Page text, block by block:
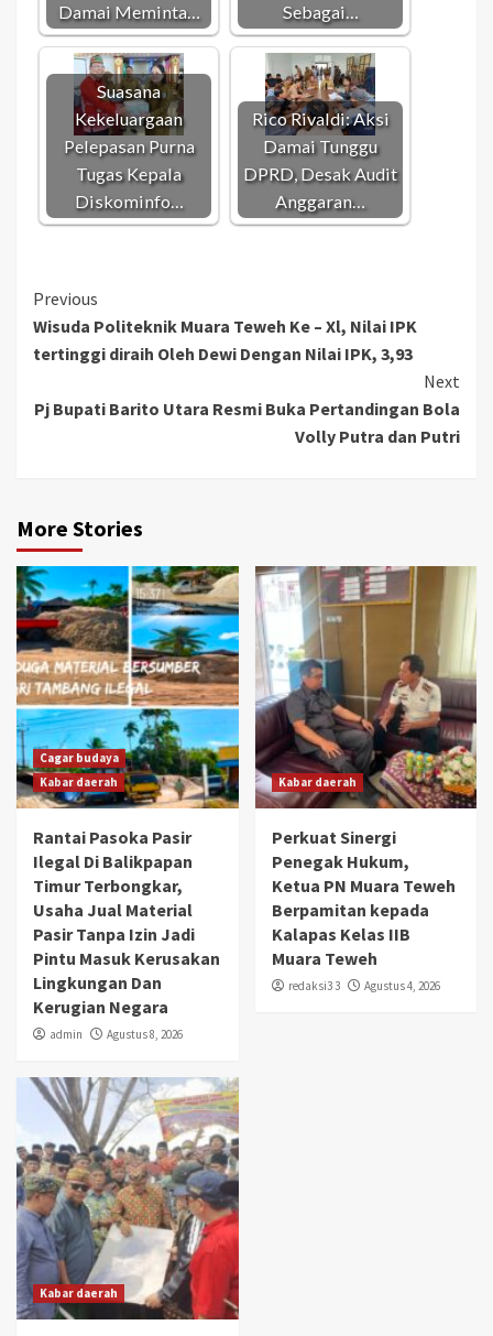
Damai Meminta… Sebagai…
Suasana
Kekeluargaan
Pelepasan Purna
Tugas Kepala
Diskominfo…
Rico Rivaldi: Aksi
Damai Tunggu
DPRD, Desak Audit
Anggaran…
Continue
Reading
Previous
Wisuda Politeknik Muara Teweh Ke – Xl, Nilai IPK
tertinggi diraih Oleh Dewi Dengan Nilai IPK, 3,93
Next
Pj Bupati Barito Utara Resmi Buka Pertandingan Bola
Volly Putra dan Putri
More Stories
Cagar budaya
Kabar daerah
Rantai Pasoka Pasir
Ilegal Di Balikpapan
Timur Terbongkar,
Usaha Jual Material
Pasir Tanpa Izin Jadi
Pintu Masuk Kerusakan
Lingkungan Dan
Kerugian Negara
admin Agustus 8, 2026
Kabar daerah
Perkuat Sinergi
Penegak Hukum,
Ketua PN Muara Teweh
Berpamitan kepada
Kalapas Kelas IIB
Muara Teweh
redaksi3 3 Agustus 4, 2026
Kabar daerah